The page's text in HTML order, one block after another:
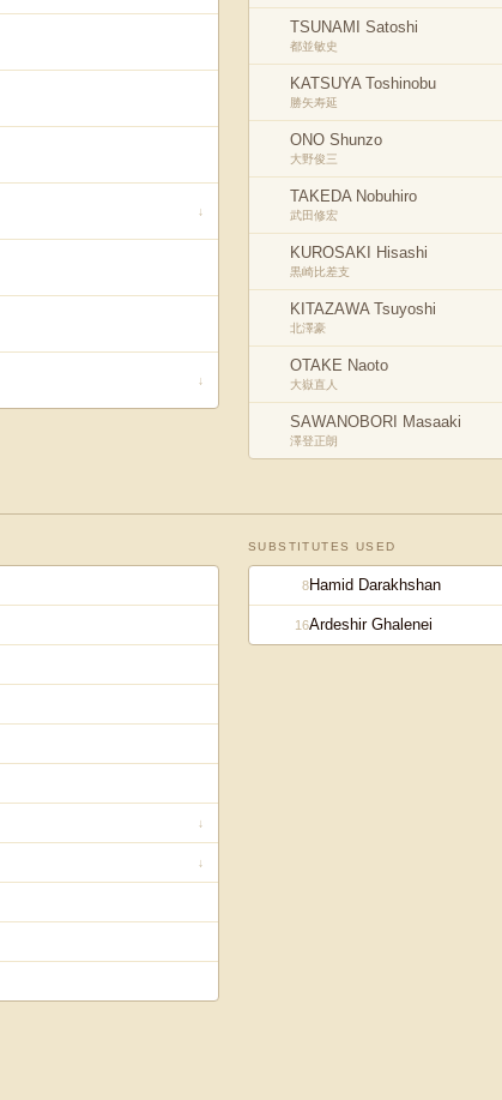
↓
↓
TSUNAMI Satoshi
都並敏史
KATSUYA Toshinobu
勝矢寿延
ONO Shunzo
大野俊三
TAKEDA Nobuhiro
武田修宏
KUROSAKI Hisashi
黒崎比差支
KITAZAWA Tsuyoshi
北澤豪
OTAKE Naoto
大嶽直人
SAWANOBORI Masaaki
澤登正朗
↓
↓
SUBSTITUTES USED
8Hamid Darakhshan
16Ardeshir Ghalenei